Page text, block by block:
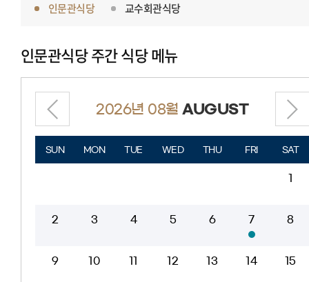
인문관식당 교수회관식당
인문관식당주간 식당 메뉴
2026년 08월 AUGUST
SUN MON TUE WED THU FRI SAT
2 3 4 5 6 7 8
9 10 12 13 14 15